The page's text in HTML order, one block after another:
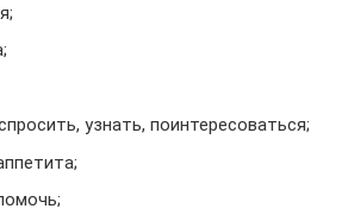
узнать, поинтересоваться;